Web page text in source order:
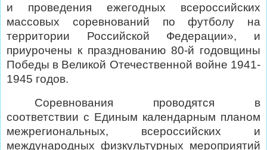
и проведения ежегодных всероссийских
массовых соревнований по футболу на
территории Российской Федерации», и
приурочены к празднованию 80-й годовщины
Победы в Великой Отечественной войне 1941-
1945 годов.
Соревнования проводятся в
соответствии с Единым календарным планом
межрегиональных, всероссийских и
международных физкультурных мероприятий